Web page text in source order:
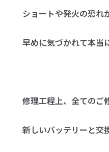
ショートや発火の恐れ
早めに気づかれて本当
修理工程上、全てのご
新しいバッテリーと交